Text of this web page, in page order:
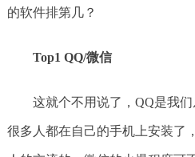
的软件排第几？
Top1 QQ/微信
这就个不用说了，QQ是我
很多人都在自己的手机上安装了